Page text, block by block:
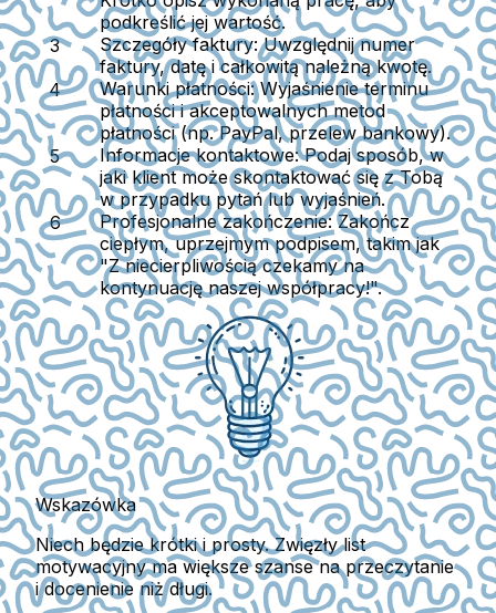
podkreślić jej wartość.
Szczegóły faktury:Uwzględnij numer
faktury, datę i całkowitą należną kwotę.
Warunki płatności:Wyjaśnienie terminu
płatności i akceptowalnych metod
płatności (np. PayPal, przelew bankowy).
Informacje kontaktowe:Podaj sposób, w
jaki klient może skontaktować się z Tobą
w przypadku pytań lub wyjaśnień.
Profesjonalne zakończenie:Zakończ
ciepłym, uprzejmym podpisem, takim jak
"Z niecierpliwością czekamy na
kontynuację naszej współpracy!".
Wskazówka
Niech będzie krótki i prosty. Zwięzły list
motywacyjny ma większe szanse na przeczytanie
i docenienie niż długi.